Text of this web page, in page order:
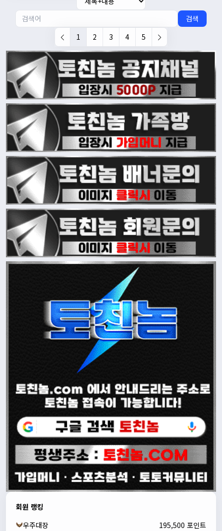
검색
1
2 3 4 5
회원 랭킹
우주대장
195,500 포인트